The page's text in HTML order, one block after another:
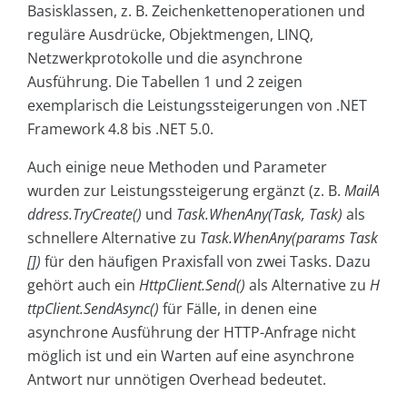
Basisklassen, z. B. Zeichenkettenoperationen und
reguläre Ausdrücke, Objektmengen, LINQ,
Netzwerkprotokolle und die asynchrone
Ausführung. Die Tabellen 1 und 2 zeigen
exemplarisch die Leistungssteigerungen von .NET
Framework 4.8 bis .NET 5.0.
Auch einige neue Methoden und Parameter
wurden zur Leistungssteigerung ergänzt (z. B. MailA
ddress.TryCreate() und Task.WhenAny(Task, Task) als
schnellere Alternative zu Task.WhenAny(params Task
[]) für den häufigen Praxisfall von zwei Tasks. Dazu
gehört auch ein HttpClient.Send() als Alternative zu H
ttpClient.SendAsync() für Fälle, in denen eine
asynchrone Ausführung der HTTP-Anfrage nicht
möglich ist und ein Warten auf eine asynchrone
Antwort nur unnötigen Overhead bedeutet.